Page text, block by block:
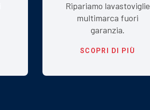
Ripariamo lavastoviglie
multimarca fuori
garanzia.
SCOPRI DI PIÙ